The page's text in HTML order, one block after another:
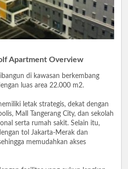
Apartment Overview
di kawasan berkembang
luas area 22.000 m2.
letak strategis, dekat dengan
Mall Tangerang City, dan sekolah
serta rumah sakit. Selain itu,
tol Jakarta-Merak dan
memudahkan akses